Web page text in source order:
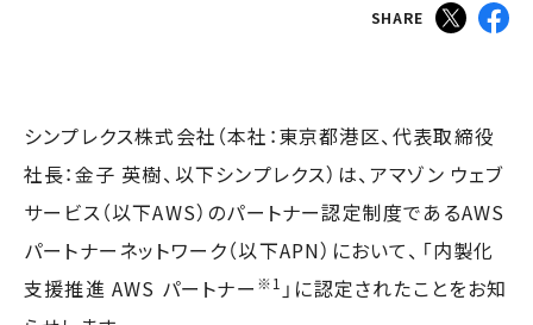
SHARE
シンプレクス株式会社（本社：東京都港区、代表取締役
社長：金子 英樹、以下シンプレクス）は、アマゾン ウェブ
サービス（以下AWS）のパートナー認定制度であるAWS
パートナーネットワーク（以下APN）において、「内製化
支援推進 AWS パートナー ※1 」に認定されたことをお知